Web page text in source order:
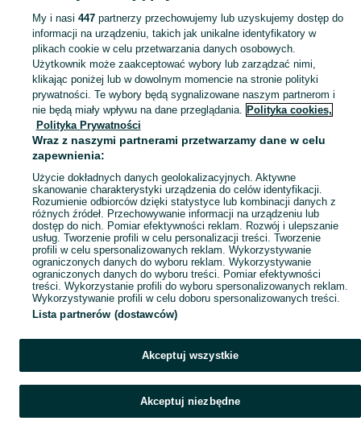
traktory na akumulator
Zakupy dla Twojej pociechy mogą być dziecinnie proste! Znajdź to, czego potrzebujesz w kategorii Dla Dzieci na OLX - Tczew i okolice! Zobacz
Mapa kategorii
Mapa miejscowości
Mapa ministron
Popularne wyszukiwania
My i nasi 447partnerzy przechowujemy lub uzyskujemy dostęp do
informacji na urządzeniu, takich jak unikalne identyfikatory w
plikach cookie w celu przetwarzania danych osobowych.
Użytkownik może zaakceptować wybory lub zarządzać nimi,
klikając poniżej lub w dowolnym momencie na stronie polityki
prywatności. Te wybory będą sygnalizowane naszym partnerom i
nie będą miały wpływu na dane przeglądania. Polityka cookies,
Polityka Prywatności
Wraz z naszymi partnerami przetwarzamy dane w celu
zapewnienia:
Użycie dokładnych danych geolokalizacyjnych. Aktywne
skanowanie charakterystyki urządzenia do celów identyfikacji.
Rozumienie odbiorców dzięki statystyce lub kombinacji danych z
różnych źródeł. Przechowywanie informacji na urządzeniu lub
dostęp do nich. Pomiar efektywności reklam. Rozwój i ulepszanie
usług. Tworzenie profili w celu personalizacji treści. Tworzenie
profili w celu spersonalizowanych reklam. Wykorzystywanie
ograniczonych danych do wyboru reklam. Wykorzystywanie
ograniczonych danych do wyboru treści. Pomiar efektywności
treści. Wykorzystanie profili do wyboru spersonalizowanych reklam.
Wykorzystywanie profili w celu doboru spersonalizowanych treści.
Lista partnerów (dostawców)
Akceptuj wszystkie
Akceptuj niezbędne